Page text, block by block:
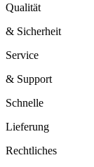
Qualität
& Sicherheit
Service
& Support
Schnelle
Lieferung
Rechtliches